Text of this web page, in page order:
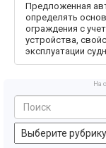
Предложенная
определять
ограждения с
устройства,
эксплуатации
На